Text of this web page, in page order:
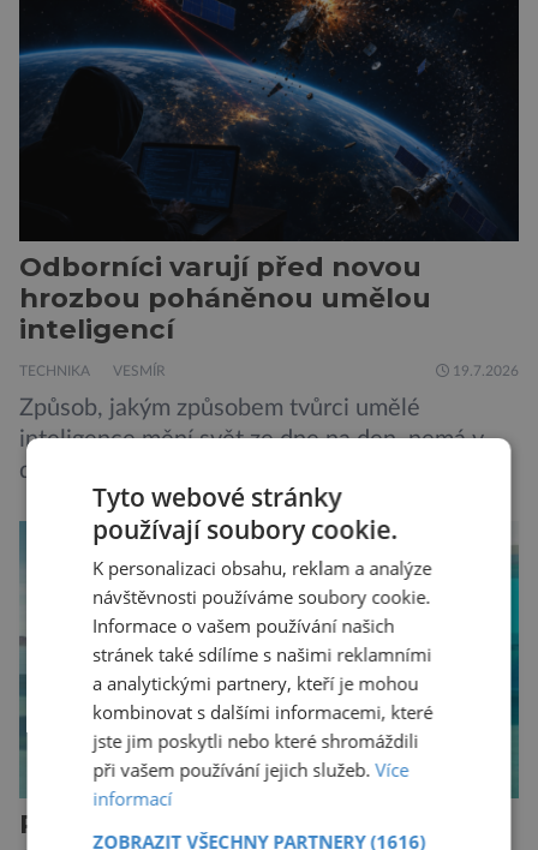
Muska, mají tendenci podporovat bludné
představy […]
Odborníci varují před novou
hrozbou poháněnou umělou
inteligencí
TECHNIKA VESMÍR 19.7.2026
Způsob, jakým způsobem tvůrci umělé
inteligence mění svět ze dne na den, nemá v
dějinách lidstva obdoby. Avšak, zatímco většina
pozornosti se soustředí na chatboty,
generování obrázků nebo automatizaci práce,
bezpečnostní experti upozorňují na mnohem
méně nápadné riziko. Podle některých
odborníků by už během příštích dvou let mohly
pokročilé systémy AI výrazně usnadnit
kybernetické útoky […]
Peugeot E-208: Francouzské lvíče
Tyto webové stránky
používají soubory cookie.
K personalizaci obsahu, reklam a analýze
návštěvnosti používáme soubory cookie.
Informace o vašem používání našich
stránek také sdílíme s našimi reklamními
a analytickými partnery, kteří je mohou
kombinovat s dalšími informacemi, které
jste jim poskytli nebo které shromáždili
při vašem používání jejich služeb.Více
informací
ZOBRAZIT VŠECHNY PARTNERY(1616)